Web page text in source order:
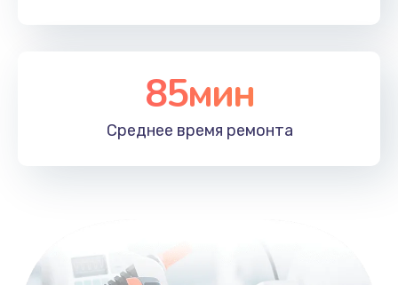
85мин
Среднее время ремонта